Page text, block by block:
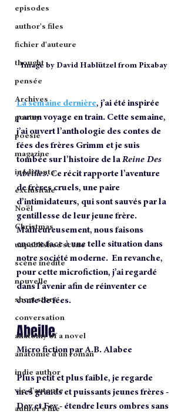
episodes
author's files
fichier d'auteure
thought
pensée
Archives
poetry
poesie
magazine
inédiconte
exclusitale
Noël
Christmas
unpublished scene
scène inédite
nouvelle
short story
conversation
anatomy of a novel
anatomie d'un roman
indie author
vie d'auteure
author's life
Image by David Hablützel from Pixabay
La semaine dernière, j’ai été inspirée
par un voyage en train. Cette semaine,
j’ai ouvert l’anthologie des contes de
fées des frères Grimm et je suis
tombée sur l’histoire de la Reine Des
Abeilles. Ce récit rapporte l’aventure
de frères cruels, une paire
d’intimidateurs, qui sont sauvés par la
gentillesse de leur jeune frère.
Malheureusement, nous faisons
encore face à une telle situation dans
notre société moderne.  En revanche,
pour cette microfiction, j’ai regardé
dans l’avenir afin de réinventer ce
conte de fées.
Abeille
Micro fiction par A.B. Alabee
Plus petit et plus faible, je regarde
mes grands et puissants jeunes frères -
Dey et Fey - étendre leurs ombres sans